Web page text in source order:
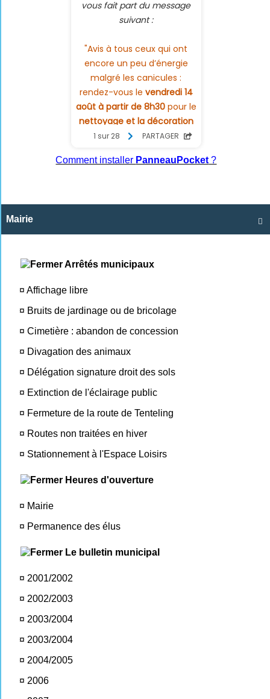
Comment installer PanneauPocket ?

Mairie
Arrêtés municipaux
¤ Affichage libre
¤ Bruits de jardinage ou de bricolage
¤ Cimetière : abandon de concession
¤ Divagation des animaux
¤ Délégation signature droit des sols
¤ Extinction de l'éclairage public
¤ Fermeture de la route de Tenteling
¤ Routes non traitées en hiver
¤ Stationnement à l'Espace Loisirs
Heures d'ouverture
¤ Mairie
¤ Permanence des élus
Le bulletin municipal
¤ 2001/2002
¤ 2002/2003
¤ 2003/2004
¤ 2003/2004
¤ 2004/2005
¤ 2006